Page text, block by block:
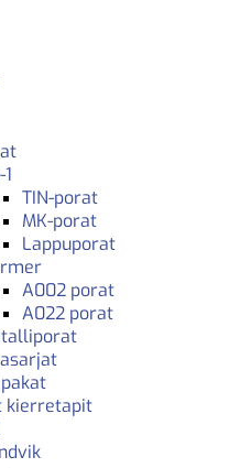
TIN-porat
MK-porat
Lappuporat
A002 porat
A022 porat
kierretapit